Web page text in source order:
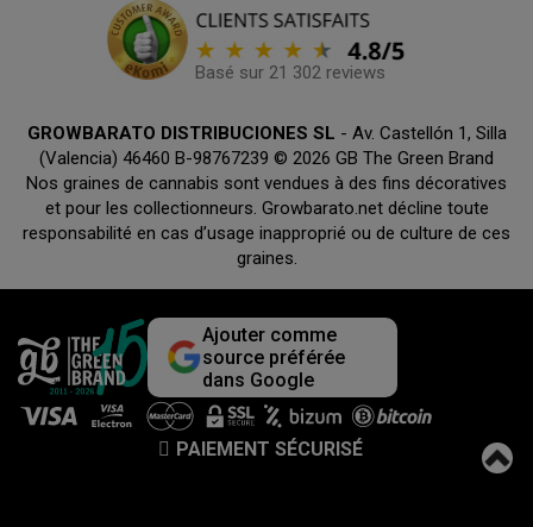
Basé sur 21 302 reviews
GROWBARATO DISTRIBUCIONES SL - Av. Castellón 1, Silla
(Valencia) 46460 B-98767239 © 2026 GB The Green Brand
Nos graines de cannabis sont vendues à des fins décoratives
et pour les collectionneurs. Growbarato.net décline toute
responsabilité en cas d’usage inapproprié ou de culture de ces
graines.
Ajouter comme
source préférée
dans Google
PAIEMENT SÉCURISÉ